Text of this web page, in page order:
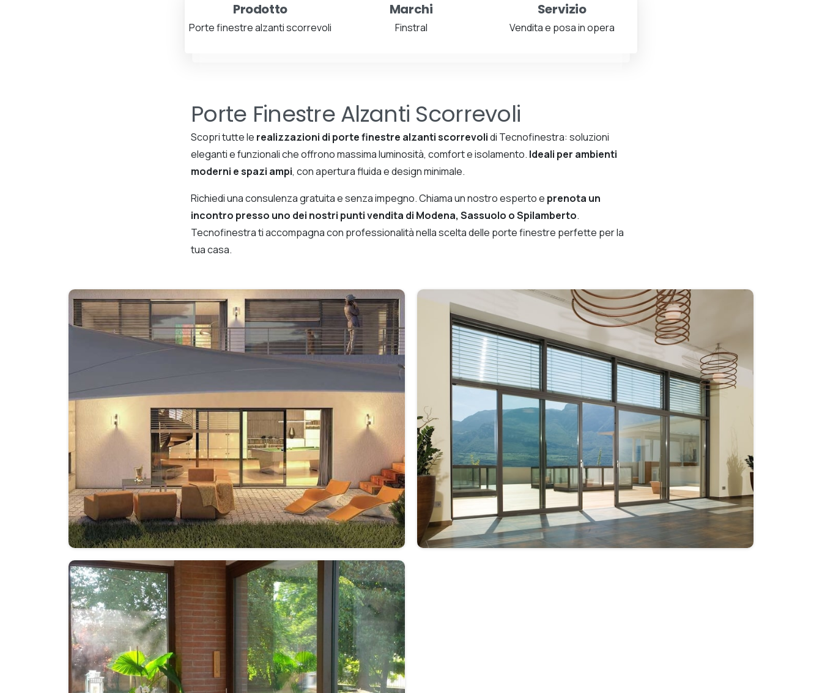
Prodotto
Porte finestre alzanti scorrevoli
Marchi
Finstral
Servizio
Vendita e posa in opera
Porte Finestre Alzanti Scorrevoli
Scopri tutte le realizzazioni di porte finestre alzanti scorrevolidi Tecnofinestra: soluzioni
eleganti e funzionali che offrono massima luminosità, comfort e isolamento. Ideali per ambienti
moderni e spazi ampi, con apertura fluida e design minimale.
Richiedi una consulenza gratuita e senza impegno. Chiama un nostro esperto e prenota un
incontro presso uno dei nostri punti vendita di Modena, Sassuolo o Spilamberto.
Tecnofinestra ti accompagna con professionalità nella scelta delle porte finestre perfette per la
tua casa.